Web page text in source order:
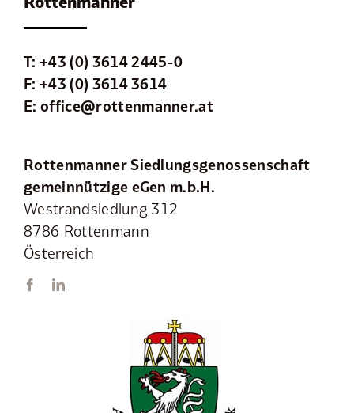
T: +43 (0) 3614 2445-0
F: +43 (0) 3614 3614
E: office@rottenmanner.at
Rottenmanner Siedlungsgenossenschaft
gemeinnützige eGen m.b.H.
Westrandsiedlung 312
8786 Rottenmann
Österreich